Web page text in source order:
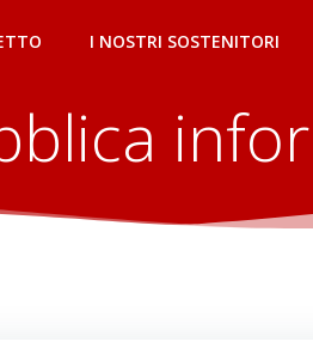
I NOSTRI SOSTENITORI